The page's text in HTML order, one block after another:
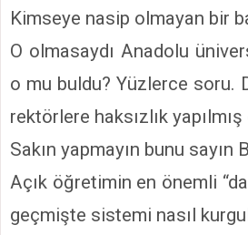
Kimseye nasip olmayan bir
O olmasaydı Anadolu
o mu buldu? Yüzlerce soru.
rektörlere haksızlık
Sakın yapmayın bunu sayın
Açık öğretimin en önemli
geçmişte sistemi nasıl